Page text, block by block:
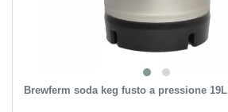
Brewferm soda keg fusto a pressione 19L